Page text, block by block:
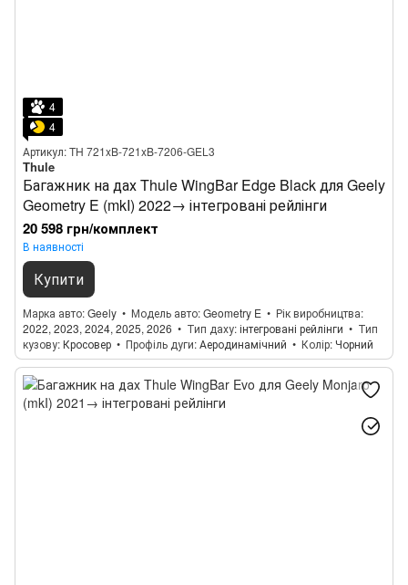
4
4
Артикул: TH 721xB-721xB-7206-GEL3
Thule
Багажник на дах Thule WingBar Edge Black для Geely
Geometry E (mkI) 2022→ інтегровані рейлінги
20 598 грн/комплект
В наявності
Купити
Марка авто Geely Модель авто Geometry E
Рік виробництва
2022, 2023, 2024, 2025, 2026
Тип даху інтегровані рейлінги
Тип
кузову Кросовер Профіль дуги Аеродинамічний Колір Чорний